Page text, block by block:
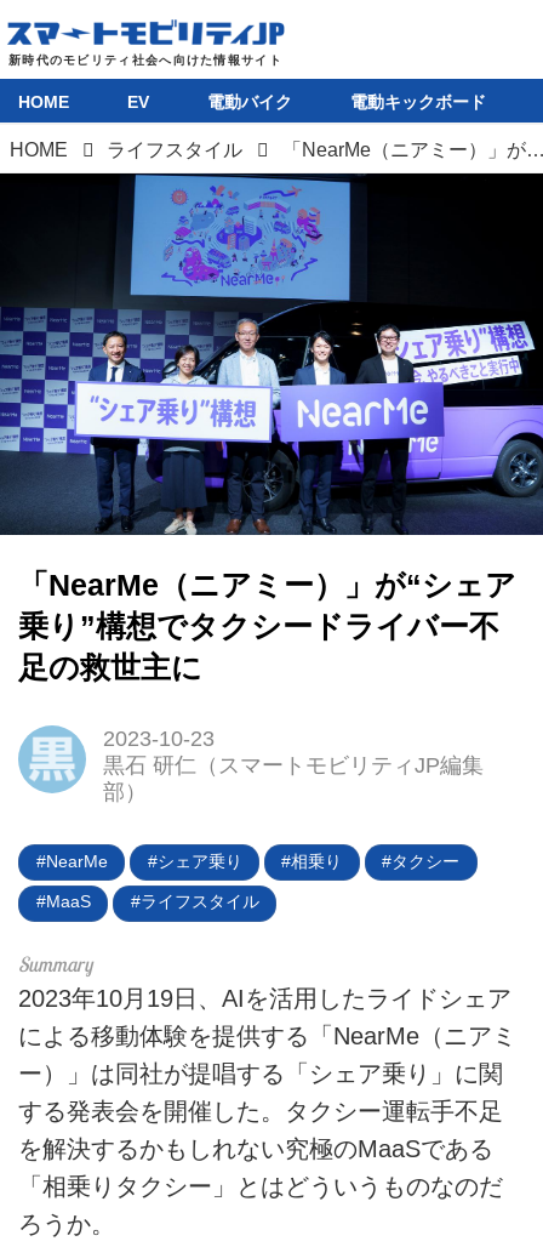
HOME
電動バイク
ライフスタイル
テクノロジー
このメディアについて
運営会社
HOME EV 電動バイク 電動キックボード
HOME ライフスタイル 「NearMe（ニアミー）」が“シェア乗り”構想でタクシード
「NearMe（ニアミー）」が“シェア
乗り”構想でタクシードライバー不
足の救世主に
2023-10-23
黒石 研仁（スマートモビリティJP編集
部）
NearMe シェア乗り 相乗り タクシー
MaaS ライフスタイル
2023年10月19日、AIを活用したライドシェア
による移動体験を提供する「NearMe（ニアミ
ー）」は同社が提唱する「シェア乗り」に関
する発表会を開催した。タクシー運転手不足
を解決するかもしれない究極のMaaSである
「相乗りタクシー」とはどういうものなのだ
ろうか。